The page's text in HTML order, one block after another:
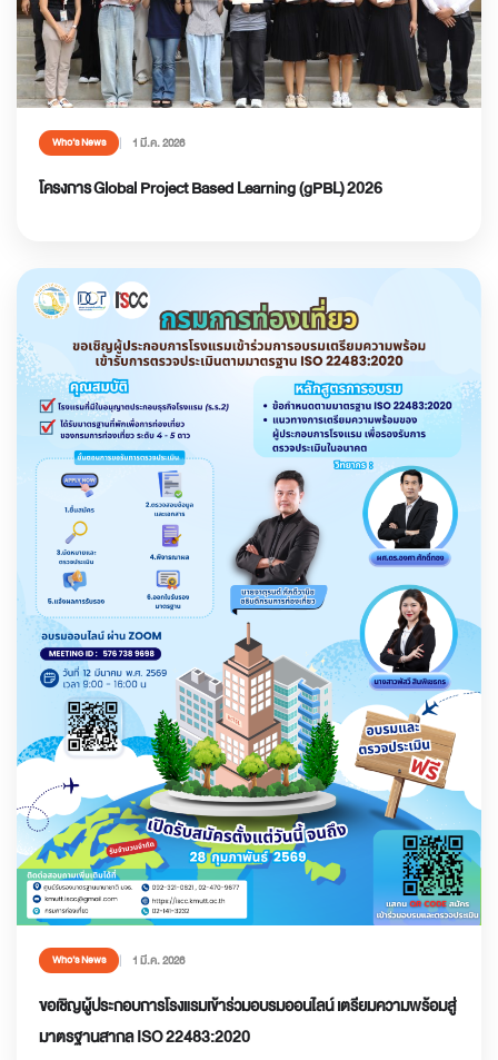
Who’s News 1 มี.ค. 2026
โครงการ Global Project Based Learning (gPBL) 2026
Who’s News 1 มี.ค. 2026
ขอเชิญผู้ประกอบการโรงแรมเข้าร่วมอบรมออนไลน์ เตรียมความพร้อมสู่
มาตรฐานสากล ISO 22483:2020